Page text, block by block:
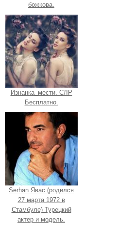
божкова.
Изнанка_мести. СЛР
Бесплатно.
Serhan Явас (родился
27 марта 1972 в
Стамбуле) Турецкий
актер и модель.